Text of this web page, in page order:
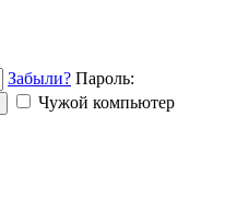
Забыли? Пароль:
Чужой компьютер